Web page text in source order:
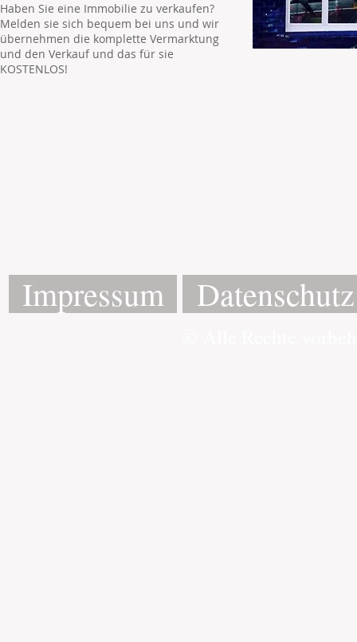
Haben Sie eine Immobilie zu verkaufen?
Melden sie sich bequem bei uns und wir
übernehmen die komplette Vermarktung
und den Verkauf und das für sie
KOSTENLOS!
Impressum Datenschutz